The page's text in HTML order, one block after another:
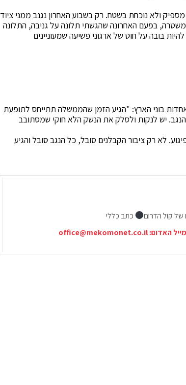
ולא נוכחת בשטח. רק בשבוע האחרון נגנב ממני ציוד
בפעם האחרונה שהגשתי תלונה על גניבה, התלונה
בובה על חוט של ארגוני פשיעה שמעוניינים
בוני הארץ: "הגיע הזמן שהממשלה תתייחס לתופעת
הנגב. יש לנקות ולסלק את הנשק הלא חוקי שמסתובב
לא רק ציבור הקבלנים סובל, כל הנגב סובל והגיע
של קול הדרום
כתב כללי
האדום:office@mekomonet.co.il